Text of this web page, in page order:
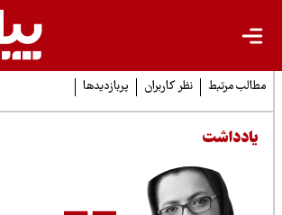
مرتبط نظر کاربران پربازدیدها